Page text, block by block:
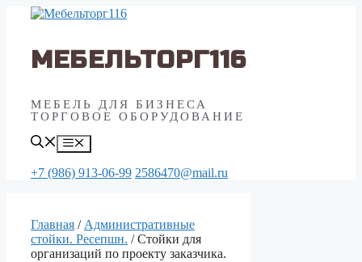
Перейти
МЕБЕЛЬТОРГ116
МЕБЕЛЬ ДЛЯ БИЗНЕСА
ТОРГОВОЕ ОБОРУДОВАНИЕ
Меню
+7 (986) 913-06-99 2586470@mail.ru
Главная / Aдминистративные
стойки. Ресепшн. / Стойки для
организаций по проекту заказчика.